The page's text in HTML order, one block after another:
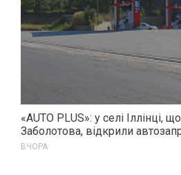
«AUTO PLUS»: у селі Іллінці,
Заболотова, відкрили
ВЧОРА